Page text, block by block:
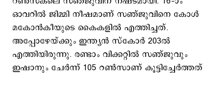
ഓവറിൽ ജിമ്മി നീഷമാണ് സഞ്ജുവിനെ കോൾ
മകോൻകീയുടെ കൈകളിൽ എത്തിച്ചത്.
അപ്പോഴേയ്ക്കും ഇന്ത്യൻ സ്കോർ 203ൽ
എത്തിയിരുന്നു. രണ്ടാം വിക്കറ്റിൽ സഞ്ജുവും
ഇഷാനും ചേർന്ന് 105 റൺസാണ് കൂട്ടിച്ചേർത്തത്